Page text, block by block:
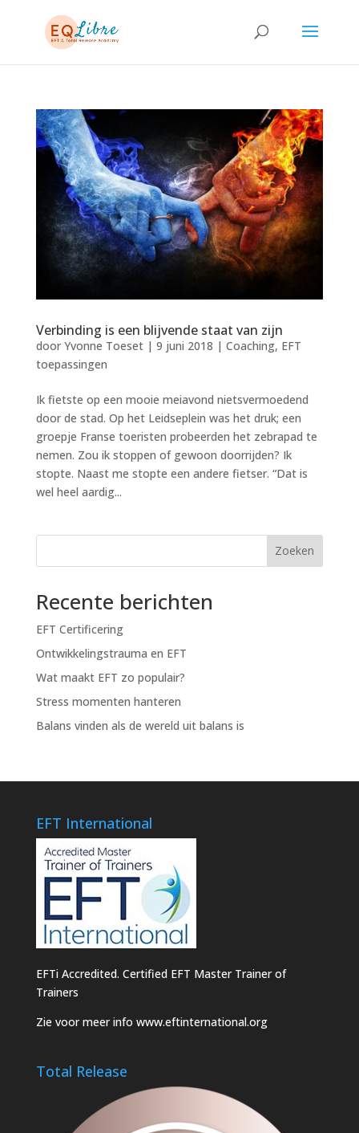
Verbinding is een blijvende staat van zijn
door Yvonne Toeset| 9 juni 2018 | Coaching, EFT
toepassingen
Ik fietste op een mooie meiavond nietsvermoedend
door de stad. Op het Leidseplein was het druk; een
groepje Franse toeristen probeerden het zebrapad te
nemen. Zou ik stoppen of gewoon doorrijden? Ik
stopte. Naast me stopte een andere fietser. “Dat is
wel heel aardig...
Zoeken
Recente berichten
EFT Certificering
Ontwikkelingstrauma en EFT
Wat maakt EFT zo populair?
Stress momenten hanteren
Balans vinden als de wereld uit balans is
EFT International
EFTi Accredited. Certified EFT Master Trainer of
Trainers
Zie voor meer info www.eftinternational.org
Total Release